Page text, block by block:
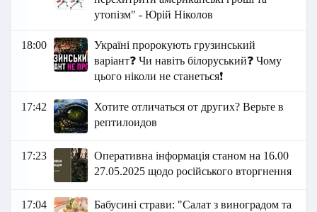
утопізм" - Юрій Ніколов
18:00
Україні пророкують грузинський
варіант❓ Чи навіть білоруський❓ Чому
цього ніколи не станеться❗
17:42
Хотите отличаться от других? Верьте в
рептилоидов
17:23
Оперативна інформація станом на 16.00
27.05.2025 щодо російського вторгнення
17:04
Бабусині страви: "Салат з виноградом та